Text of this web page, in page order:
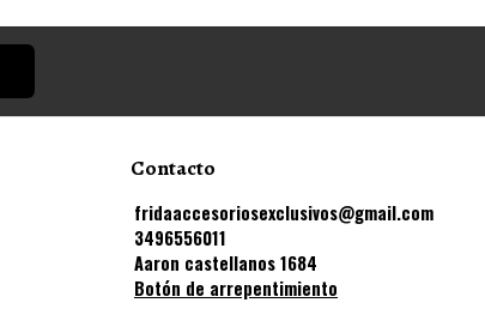
Contacto
fridaaccesoriosexclusivos@gmail.com
3496556011
Aaron castellanos 1684
Botón de arrepentimiento